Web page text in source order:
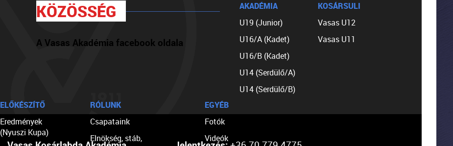
KÖZÖSSÉG
A Vasas Akadémia facebook oldala
AKADÉMIA
U19 (Junior)
U16/A (Kadet)
U16/B (Kadet)
U14 (Serdülő/A)
U14 (Serdülő/B)
KOSÁRSULI
Vasas U12
Vasas U11
ELŐKÉSZÍTŐ
Eredmények
(Nyuszi Kupa)
RÓLUNK
Csapataink
Elnökség, stáb,
EGYÉB
Fotók
Videók